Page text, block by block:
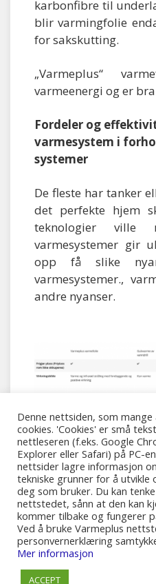
karbonfibre til
blir varmingfolie
for sakskutting.
„Varmeplus“
varmeenergi og er
Fordeler og
varmesystem i
systemer
De fleste har tanker
det perfekte hjem
teknologier ville
varmesystemer gir
opp få slike
varmesystemer.,
andre nyanser.
© 2017-2025 Tekoda Norway AS
Denne nettsiden, som
cookies. 'Cookies' er små
nettleseren (f.eks. Google
Explorer eller Safari) på PC-
nettsider lagre informasjon
tekniske grunner for å
deg som bruker. Du kan
nettstedet, sånn at den kan
kommer tilbake og fungerer
Ved å bruke Varmeplus
personvernerklæring
Mer informasjon
ACCEPT